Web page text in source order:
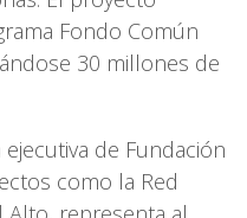
Fondo Común
30 millones de
de Fundación
como la Red